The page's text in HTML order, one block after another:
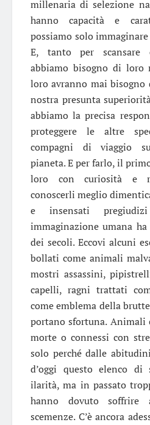
millenaria di selezione
hanno capacità e
possiamo solo
E, tanto per scansare
abbiamo bisogno di
loro avranno mai bisogno
nostra presunta
abbiamo la precisa
proteggere le altre
compagni di viaggio
pianeta. E per farlo, il
loro con curiosità e
conoscerli meglio
e insensati
immaginazione umana
dei secoli. Eccovi alcuni
bollati come animali
mostri assassini,
capelli, ragni trattati
come emblema della
portano sfortuna. Animali
morte o connessi con
solo perché dalle
d’oggi questo elenco di
ilarità, ma in passato
hanno dovuto soffrire
scemenze. C’è ancora